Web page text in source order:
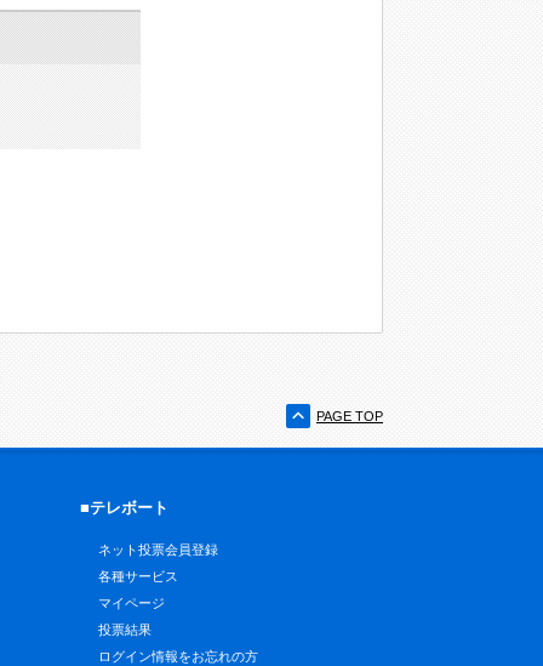
PAGE TOP
■テレボート
ネット投票会員登録
各種サービス
マイページ
投票結果
ログイン情報をお忘れの方